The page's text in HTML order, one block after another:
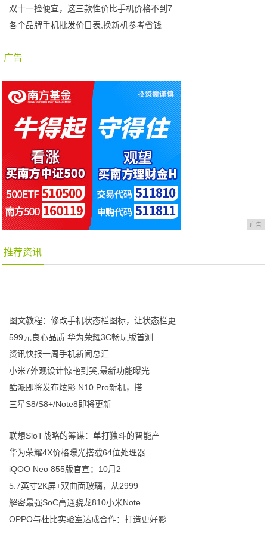
双十一捡便宜，这三款性价比手机价格不到7
各个品牌手机批发价目表,换新机参考省钱
广告
广告
推荐资讯
图文教程：修改手机状态栏图标，让状态栏更
599元良心品质 华为荣耀3C畅玩版首测
资讯快报一周手机新闻总汇
小米7外观设计惊艳到哭,最新功能曝光
酷派即将发布炫影 N10 Pro新机，搭
三星S8/S8+/Note8即将更新
联想SloT战略的筹谋：单打独斗的智能产
华为荣耀4X价格曝光搭载64位处理器
iQOO Neo 855版官宣：10月2
5.7英寸2K屏+双曲面玻璃，从2999
解密最强SoC高通骁龙810小米Note
OPPO与杜比实验室达成合作：打造更好影